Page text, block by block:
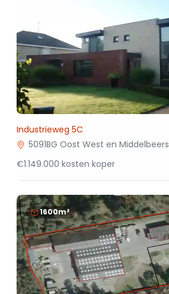
Industrieweg 5C
5091BG Oost West en Middelbeers
€1.149.000 kosten koper
1600m²